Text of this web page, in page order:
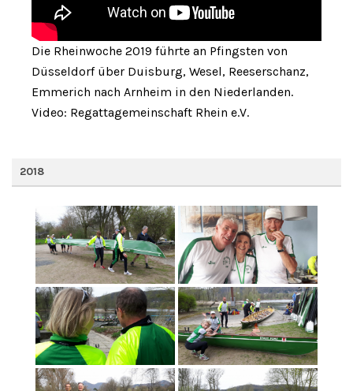
Die Rheinwoche 2019 führte an Pfingsten von
Düsseldorf über Duisburg, Wesel, Reeserschanz,
Emmerich nach Arnheim in den Niederlanden.
Video: Regattagemeinschaft Rhein e.V.
2018